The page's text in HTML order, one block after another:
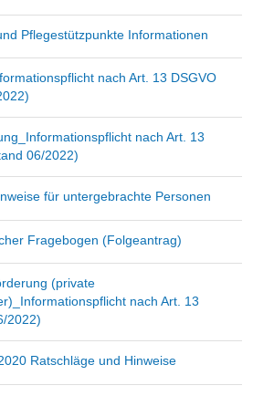
Pflegestützpunkte Informationen
nach Art. 13 DSGVO
nach Art. 13
06/2022)
für untergebrachte Personen
Fragebogen (Folgeantrag)
(private
nach Art. 13
2022)
Ratschläge und Hinweise